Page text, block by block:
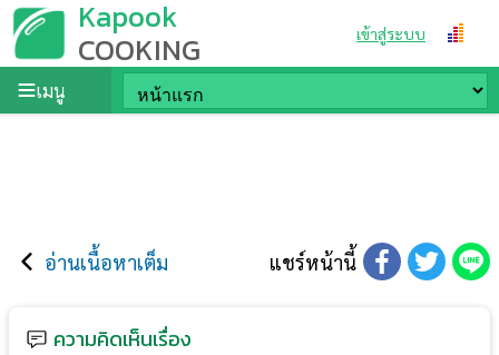
Kapook
COOKING เข้าสู่ระบบ
เมนู
อ่านเนื้อหาเต็ม แชร์หน้านี้
ความคิดเห็นเรื่อง